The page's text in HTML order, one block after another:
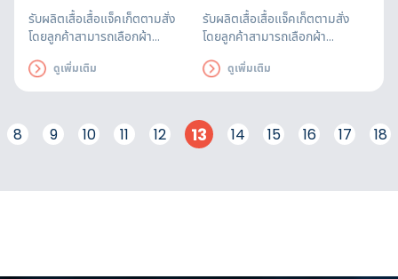
รับผลิตเสื้อเสื้อแจ็คเก็ตตามสั่ง
โดยลูกค้าสามารถเลือกผ้า
เพิ่มแถบสะท้อนแสงมาตรฐาน
หรือโลโก้หน่วยงานได้ตามต้องการ
ดูเพิ่มเติม
รับผลิตเสื้อเสื้อแจ็คเก็ตตามสั่ง
โดยลูกค้าสามารถเลือกผ้า
เพิ่มแถบสะท้อนแสงมาตรฐาน
หรือโลโก้หน่วยงานได้ตามต้องการ
ดูเพิ่มเติม
8 9 10 11 12 13 14 15 16 17 18